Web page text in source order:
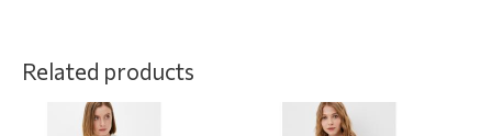
Related products